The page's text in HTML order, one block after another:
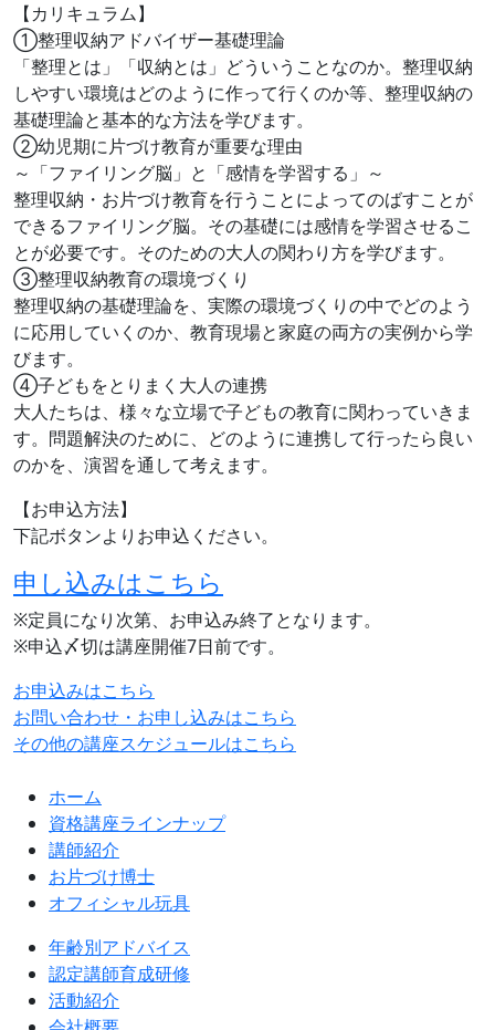
【カリキュラム】
①整理収納アドバイザー基礎理論
「整理とは」「収納とは」どういうことなのか。整理収納
しやすい環境はどのように作って行くのか等、整理収納の
基礎理論と基本的な方法を学びます。
②幼児期に片づけ教育が重要な理由
～「ファイリング脳」と「感情を学習する」～
整理収納・お片づけ教育を行うことによってのばすことが
できるファイリング脳。その基礎には感情を学習させるこ
とが必要です。そのための大人の関わり方を学びます。
③整理収納教育の環境づくり
整理収納の基礎理論を、実際の環境づくりの中でどのよう
に応用していくのか、教育現場と家庭の両方の実例から学
びます。
④子どもをとりまく大人の連携
大人たちは、様々な立場で子どもの教育に関わっていきま
す。問題解決のために、どのように連携して行ったら良い
のかを、演習を通して考えます。
【お申込方法】
下記ボタンよりお申込ください。
申し込みはこちら
※定員になり次第、お申込み終了となります。
※申込〆切は講座開催7日前です。
お申込みはこちら
お問い合わせ・お申し込みはこちら
その他の講座スケジュールはこちら
ホーム
資格講座ラインナップ
講師紹介
お片づけ博士
オフィシャル玩具
年齢別アドバイス
認定講師育成研修
活動紹介